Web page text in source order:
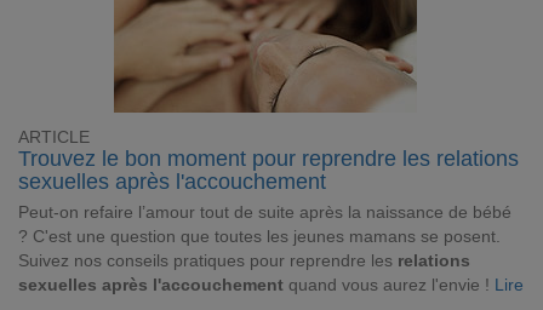
ARTICLE
Trouvez le bon moment pour reprendre les relations
sexuelles après l'accouchement
Peut-on refaire l’amour tout de suite après la naissance de bébé
? C'est une question que toutes les jeunes mamans se posent.
Suivez nos conseils pratiques pour reprendre les relations
sexuelles après l'accouchement quand vous aurez l'envie ! Lire